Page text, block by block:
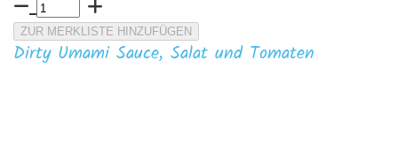
ZUR MERKLISTE HINZUFÜGEN
Dirty Umami Sauce, Salat und Tomaten